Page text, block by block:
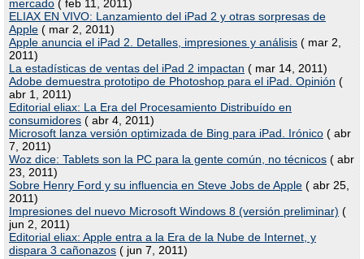
mercado ( feb 11, 2011)
ELIAX EN VIVO: Lanzamiento del iPad 2 y otras sorpresas de
Apple ( mar 2, 2011)
Apple anuncia el iPad 2. Detalles, impresiones y análisis ( mar 2,
2011)
La estadísticas de ventas del iPad 2 impactan ( mar 14, 2011)
Adobe demuestra prototipo de Photoshop para el iPad. Opinión (
abr 1, 2011)
Editorial eliax: La Era del Procesamiento Distribuído en
consumidores ( abr 4, 2011)
Microsoft lanza versión optimizada de Bing para iPad. Irónico ( abr
7, 2011)
Woz dice: Tablets son la PC para la gente común, no técnicos ( abr
23, 2011)
Sobre Henry Ford y su influencia en Steve Jobs de Apple ( abr 25,
2011)
Impresiones del nuevo Microsoft Windows 8 (versión preliminar) (
jun 2, 2011)
Editorial eliax: Apple entra a la Era de la Nube de Internet, y
dispara 3 cañonazos ( jun 7, 2011)